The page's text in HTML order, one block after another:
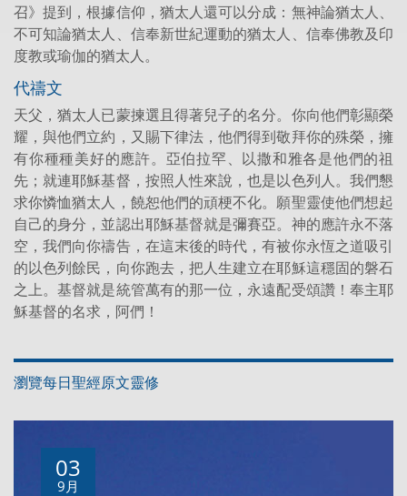
召》提到，根據信仰，猶太人還可以分成：無神論猶太人、
不可知論猶太人、信奉新世紀運動的猶太人、信奉佛教及印
度教或瑜伽的猶太人。
代禱文
天父，猶太人已蒙揀選且得著兒子的名分。你向他們彰顯榮
耀，與他們立約，又賜下律法，他們得到敬拜你的殊榮，擁
有你種種美好的應許。亞伯拉罕、以撒和雅各是他們的祖
先；就連耶穌基督，按照人性來說，也是以色列人。我們懇
求你憐恤猶太人，饒恕他們的頑梗不化。願聖靈使他們想起
自己的身分，並認出耶穌基督就是彌賽亞。神的應許永不落
空，我們向你禱告，在這末後的時代，有被你永恆之道吸引
的以色列餘民，向你跑去，把人生建立在耶穌這穩固的磐石
之上。基督就是統管萬有的那一位，永遠配受頌讚！奉主耶
穌基督的名求，阿們！
瀏覽每日聖經原文靈修
03
9月